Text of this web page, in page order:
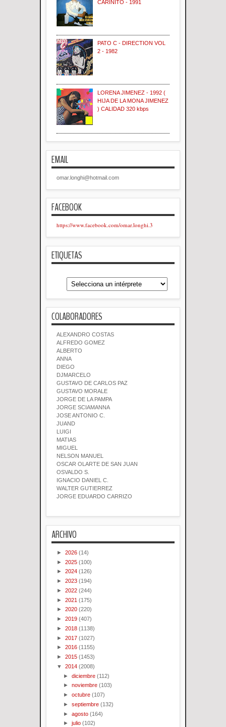
CARIÑITO - 1991
PATO C - DIRECTION VOL
2 - 1982
LORENA JIMENEZ - 1992 (
HIJA DE LA MONA JIMENEZ
) CALIDAD 320 kbps
EMAIL
omar.longhi@hotmail.com
FACEBOOK
https://www.facebook.com/omar.longhi.3
ETIQUETAS
COLABORADORES
ALEXANDRO COSTAS
ALFREDO GOMEZ
ALBERTO
ANNA
DIEGO
DJMARCELO
GUSTAVO DE CARLOS PAZ
GUSTAVO MORALE
JORGE DE LA PAMPA
JORGE SCIAMANNA
JOSE ANTONIO C.
JUAND
LUIGI
MATIAS
MIGUEL
NELSON MANUEL
OSCAR OLARTE DE SAN JUAN
OSVALDO S.
IGNACIO DANIEL C.
WALTER GUTIERREZ
JORGE EDUARDO CARRIZO
ARCHIVO
► 2026 (14)
► 2025 (100)
► 2024 (126)
► 2023 (194)
► 2022 (244)
► 2021 (175)
► 2020 (220)
► 2019 (407)
► 2018 (1138)
► 2017 (1027)
► 2016 (1155)
► 2015 (1453)
▼ 2014 (2008)
►diciembre (112)
►noviembre (103)
►octubre (107)
►septiembre (132)
►agosto (164)
►julio (102)